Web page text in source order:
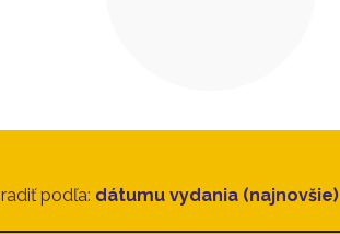
podľa: dátumu vydania (najnovšie)